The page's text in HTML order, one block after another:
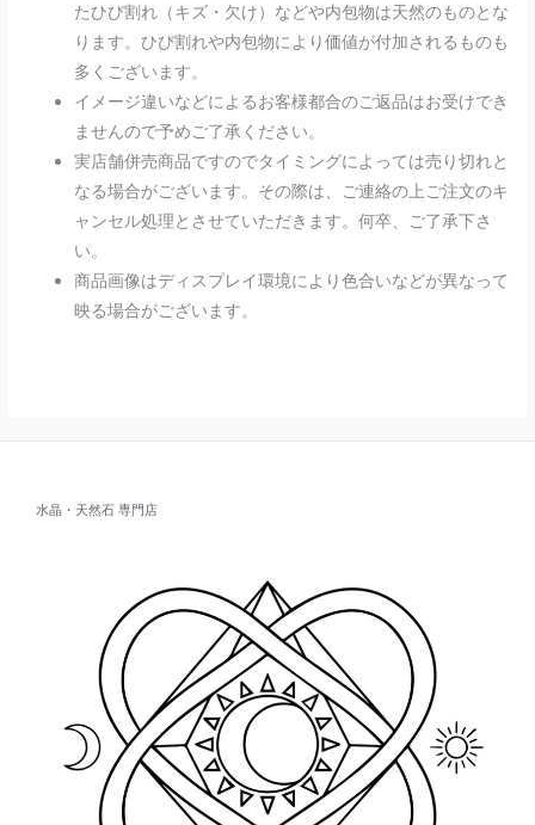
たひび割れ（キズ・欠け）などや内包物は天然のものとな
ります。ひび割れや内包物により価値が付加されるものも
多くございます。
イメージ違いなどによるお客様都合のご返品はお受けでき
ませんので予めご了承ください。
実店舗併売商品ですのでタイミングによっては売り切れと
なる場合がございます。その際は、ご連絡の上ご注文のキ
ャンセル処理とさせていただきます。何卒、ご了承下さ
い。
商品画像はディスプレイ環境により色合いなどが異なって
映る場合がございます。
水晶・天然石 専門店